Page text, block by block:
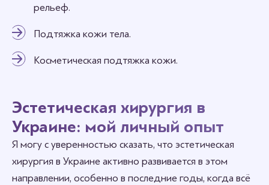
рельеф.
Подтяжка кожи тела.
Косметическая подтяжка кожи.
Эстетическая хирургия в
Украине: мой личный опыт
Я могу с уверенностью сказать, что эстетическая
хирургия в Украине активно развивается в этом
направлении, особенно в последние годы, когда всё